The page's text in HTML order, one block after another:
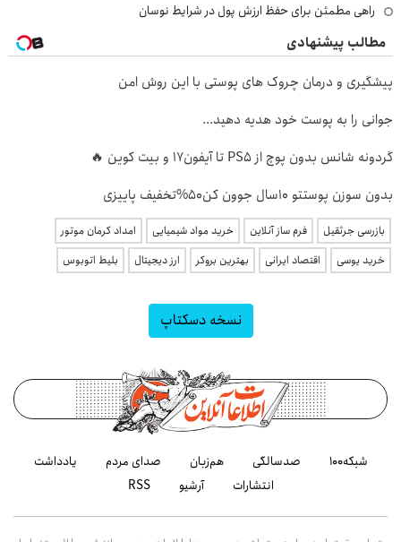
راهی مطمئن برای حفظ ارزش پول در شرایط نوسان
مطالب پیشنهادی
پیشگیری و درمان چروک های پوستی با این روش امن
جوانی را به پوست خود هدیه دهید...
گردونه شانس بدون پوچ از PS5 تا آیفون17 و بیت کوین 🔥
بدون سوزن پوستتو 10سال جوون کن50%تخفیف پاییزی
بازرسی جرثقیل فرم ساز آنلاین خرید مواد شیمیایی
امداد کرمان موتور
خرید یوسی
اقتصاد ایرانی بهترین بروکر ارز دیجیتال بلیط اتوبوس
نسخه دسکتاپ
شبکه۱۰۰ صدسالگی هم‌زبان صدای مردم
یادداشت
انتشارات
آرشیو RSS